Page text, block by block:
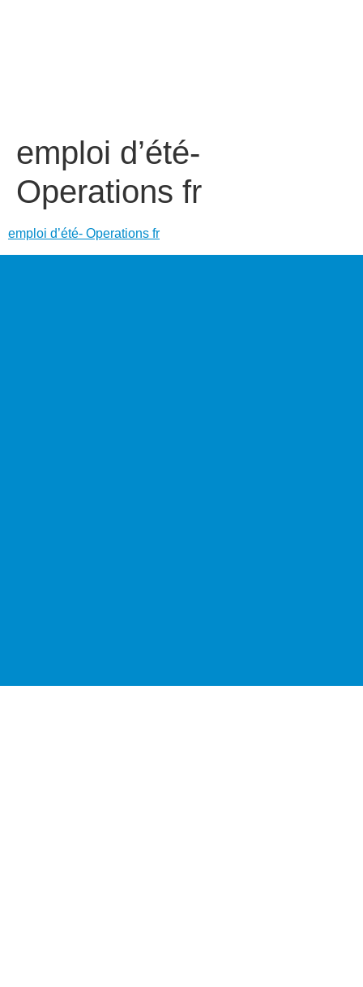
emploi d’été-
Operations fr
emploi d’été- Operations fr